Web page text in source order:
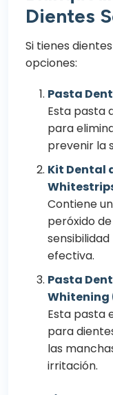
Dientes
Si tienes
opciones:
Pasta
Esta pasta
para
prevenir la
Kit Dental
Contiene
peróxido
efectiva.
Pasta
Whitening
Esta pasta
para
las
irritación.